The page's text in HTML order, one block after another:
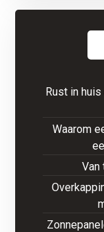
Rust in
Waarom
Van